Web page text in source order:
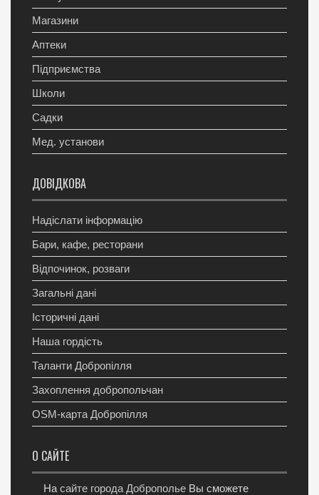
Магазини
Аптеки
Підприємства
Школи
Садки
Мед. установи
ДОВІДКОВА
Надіслати інформацію
Бари, кафе, ресторани
Відпочинок, розваги
Загальні дані
Історичні дані
Наша гордість
Таланти Добропілля
Захоплення добропольчан
OSM-карта Добропілля
О САЙТЕ
На сайте города Доброполье Вы сможете